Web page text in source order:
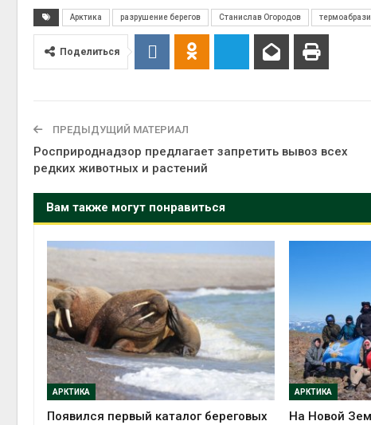
Арктика разрушение берегов Станислав Огородов
Поделиться
ПРЕДЫДУЩИЙ МАТЕРИАЛ
Росприроднадзор предлагает запретить вывоз всех
редких животных и растений
Вам также могут понравиться
АРКТИКА
Появился первый каталог береговых
АРКТИКА
На Новой